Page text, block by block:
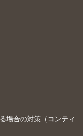
場合の対策（コンティ